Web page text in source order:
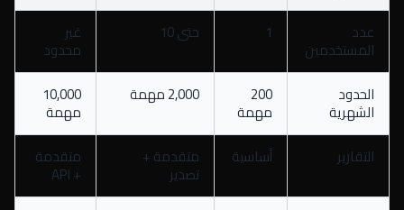
عدد
المستخدمين
1 حتى 10 غير
محدود
الحدود
الشهرية
200
مهمة
2,000 مهمة 10,000
مهمة
التقارير
أساسية متقدمة +
تصدير
متقدمة
+ API